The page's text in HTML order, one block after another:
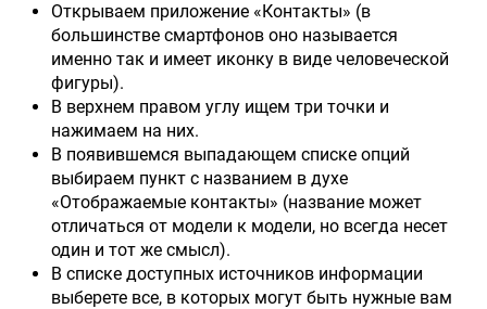
Открываем приложение «Контакты» (в
большинстве смартфонов оно называется
именно так и имеет иконку в виде человеческой
фигуры).
В верхнем правом углу ищем три точки и
нажимаем на них.
В появившемся выпадающем списке опций
выбираем пункт с названием в духе
«Отображаемые контакты» (название может
отличаться от модели к модели, но всегда несет
один и тот же смысл).
В списке доступных источников информации
выберете все, в которых могут быть нужные вам